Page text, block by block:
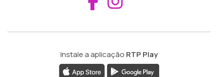
Instale a aplicação RTP Play